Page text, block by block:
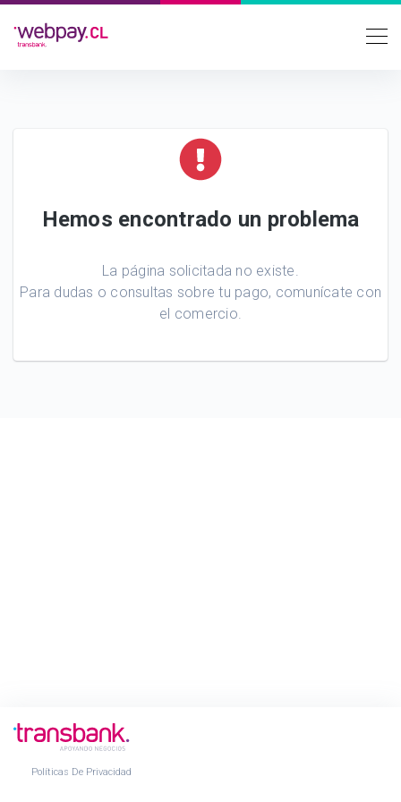
Hemos encontrado un problema
La página solicitada no existe.
Para dudas o consultas sobre tu pago, comunícate con
el comercio.
Políticas De Privacidad